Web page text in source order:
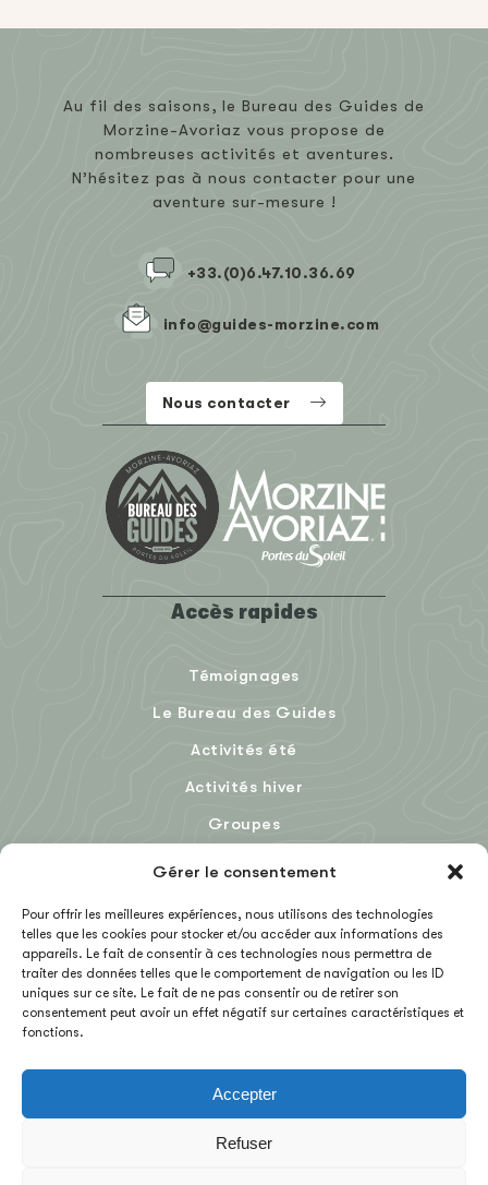
Gérer le consentement
Pour offrir les meilleures expériences, nous utilisons des technologies
telles que les cookies pour stocker et/ou accéder aux informations des
appareils. Le fait de consentir à ces technologies nous permettra de
traiter des données telles que le comportement de navigation ou les ID
uniques sur ce site. Le fait de ne pas consentir ou de retirer son
consentement peut avoir un effet négatif sur certaines caractéristiques et
fonctions.
Accepter
Refuser
Au fil des saisons, le Bureau des Guides de
Morzine-Avoriaz vous propose de
nombreuses activités et aventures.
N’hésitez pas à nous contacter pour une
aventure sur-mesure !
+33.(0)6.47.10.36.69
info@guides-morzine.com
Nous contacter
Accès rapides
Témoignages
Le Bureau des Guides
Activités été
Activités hiver
Groupes
EN
MENTIONS LÉGALES
CGV
NOUS CONTACTER